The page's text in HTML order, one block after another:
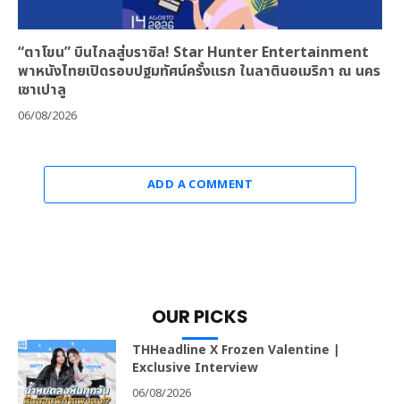
“ตาโขน” บินไกลสู่บราซิล! Star Hunter Entertainment
พาหนังไทยเปิดรอบปฐมทัศน์ครั้งแรก ในลาตินอเมริกา ณ นคร
เซาเปาลู
06/08/2026
ADD A COMMENT
OUR PICKS
THHeadline X Frozen Valentine |
Exclusive Interview
06/08/2026